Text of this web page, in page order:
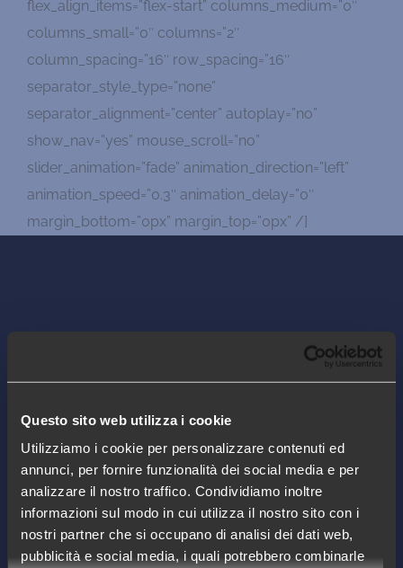
Questo sito web utilizza i cookie
Utilizziamo i cookie per personalizzare contenuti ed
annunci, per fornire funzionalità dei social media e per
analizzare il nostro traffico. Condividiamo inoltre
informazioni sul modo in cui utilizza il nostro sito con i
nostri partner che si occupano di analisi dei dati web,
pubblicità e social media, i quali potrebbero combinarle
flex_align_items=”flex-start” columns_medium=”0″
columns_small=”0″ columns=”2″
column_spacing=”16″ row_spacing=”16″
separator_style_type=”none”
separator_alignment=”center” autoplay=”no”
show_nav=”yes” mouse_scroll=”no”
slider_animation=”fade” animation_direction=”left”
animation_speed=”0.3″ animation_delay=”0″
margin_bottom=”0px” margin_top=”0px” /]
Arca24 è un HR Tech Factory specializzata
nello sviluppo di software cloud per il
settore delle risorse umane.